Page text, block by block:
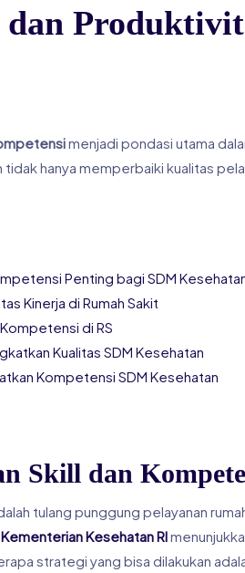
dan
menjadi pondasi utama
hanya memperbaiki kualitas
Penting bagi SDM
Kinerja di Rumah Sakit
di RS
Kualitas SDM Kesehatan
Kompetensi SDM Kesehatan
Skill dan
tulang punggung pelayanan
Kementerian Kesehatan RI
strategi yang bisa dilakukan